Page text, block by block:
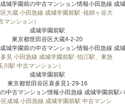
城学園前の中古マンション情報小田急線 成
大蔵 小田急線 成城学園前駅･祖師ヶ谷大
マンション）
成城学園前駅
東京都世田谷区大蔵4-2-20
城学園前の中古マンション情報小田急線 成
見 小田急線 成城学園前駅･狛江駅、東急
川駅 中古マンション）
成城学園前駅
東京都世田谷区喜多見1-29-16
中古マンション情報小田急線 成城学園前駅
成城 小田急線 成城学園前駅 中古マンシ